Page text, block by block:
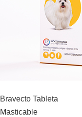
Bravecto Tableta
Masticable